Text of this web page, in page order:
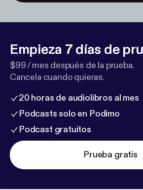
Empieza 7 días de
$99 / mes después de la prueba.
Cancela cuando quieras.
20 horas de audiolibros al mes
Podcasts solo en Podimo
Podcast gratuitos
Prueba gratis